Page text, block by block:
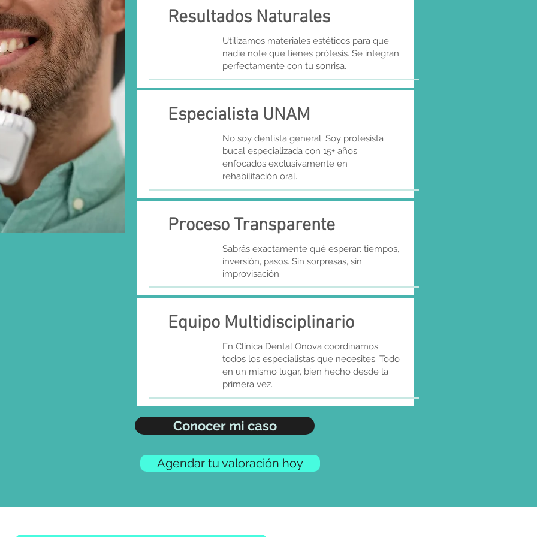
Resultados Naturales
Utilizamos materiales estéticos para que
nadie note que tienes prótesis. Se integran
perfectamente con tu sonrisa.
Especialista UNAM
No soy dentista general. Soy protesista
bucal especializada con 15+ años
enfocados exclusivamente en
rehabilitación oral.
Proceso Transparente
Sabrás exactamente qué esperar: tiempos,
inversión, pasos. Sin sorpresas, sin
improvisación.
Equipo Multidisciplinario
En Clínica Dental Onova coordinamos
todos los especialistas que necesites. Todo
en un mismo lugar, bien hecho desde la
primera vez.
Conocer mi caso
Agendar tu valoración hoy